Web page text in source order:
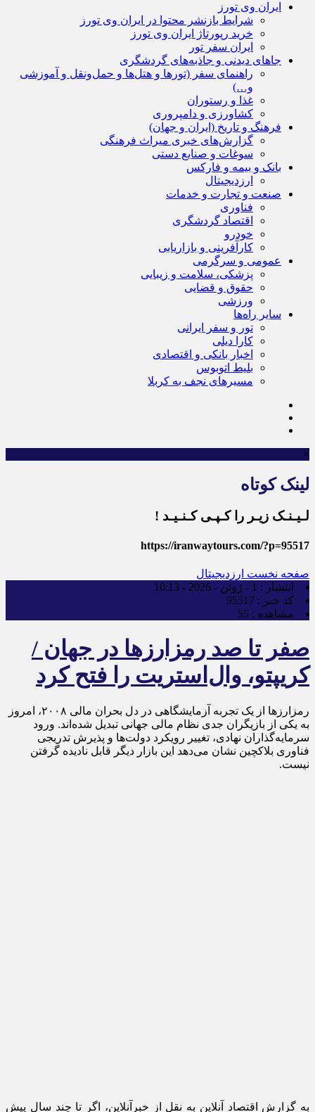
ایران وی تورز
شرایط بازنشر محتوا در ایران وی تورز
خرید رپورتاژ ایران وی تورز
ایران سفر تور
جاهای دیدنی و جاذبه‌های گردشگری
راهنمای سفر (تورها و هتل‌ها و حمل‌و‌نقل و آموزشی
و…)
غذا و رستوران
کشاورزی و دامپروری
فرهنگ و تاریخ (ایران و جهان)
گزارش‌های خبری میراث فرهنگی
سوغات و صنایع دستی
بانک و بیمه و فارکس
ارزدیجیتال
صنعت و تجارت و خدمات
فناوری
اقتصاد گردشگری
خودرو
کارآفرینی و بازاریابی
عمومی و سرگرمی
پزشکی، سلامت و زیبایی
حقوق و قضایی
ورزشی
سایر راه‌ها
تور و سفر ایرانی
کارا دیلی
اخبار بانکی و اقتصادی
بلیط اتوبوس
مسیرهای نجف به کربلا
×
لینک کوتاه
لـیـنـک زیـر را کـپـی کـنـیـد !
https://iranwaytours.com/?p=95517
صفحه نخست ارزدیجیتال
انتشار : 1 - ژوئن - 2026 - 10:13
کد خبر : 95517
مشاهده : 55
صفر تا صد رمزارزها در جهان /
کریپتو، وال‌استریت را فتح کرد
رمزارزها از یک تجربه آزمایشگاهی در دل بحران مالی ۲۰۰۸، امروز
به یکی از بازیگران جدی نظام مالی جهانی تبدیل شده‌اند. ورود
سرمایه‌گذاران نهادی، تغییر رویکرد دولت‌ها و پذیرش تدریجی
فناوری بلاکچین نشان می‌دهد این بازار دیگر قابل نادیده گرفتن
نیست.
به گزارش اقتصاد آنلاین به نقل از خبرآنلاین، اگر تا چند سال پیش